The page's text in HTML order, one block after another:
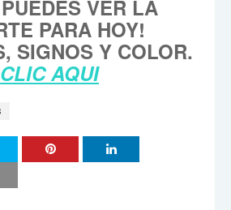
VER LA
PARA HOY!
SIGNOS Y COLOR.
CLIC AQUI